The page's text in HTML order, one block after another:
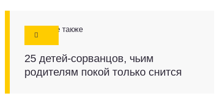
Смотрите также
25 детей-сорванцов, чьим
родителям покой только снится